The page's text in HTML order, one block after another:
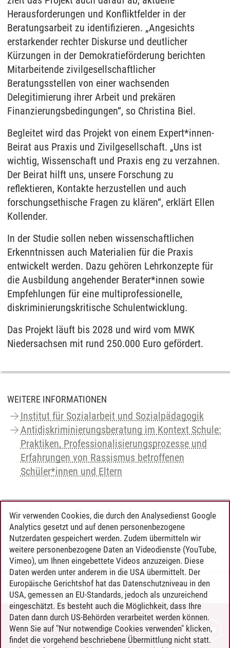
Herausforderungen und Konfliktfelder in der
Beratungsarbeit zu identifizieren. „Angesichts
erstarkender rechter Diskurse und deutlicher
Kürzungen in der Demokratieförderung berichten
Mitarbeitende zivilgesellschaftlicher
Beratungsstellen von einer wachsenden
Delegitimierung ihrer Arbeit und prekären
Finanzierungsbedingungen“, so Christina Biel.
Begleitet wird das Projekt von einem Expert*innen-
Beirat aus Praxis und Zivilgesellschaft. „Uns ist
wichtig, Wissenschaft und Praxis eng zu verzahnen.
Der Beirat hilft uns, unsere Forschung zu
reflektieren, Kontakte herzustellen und auch
forschungsethische Fragen zu klären“, erklärt Ellen
Kollender.
In der Studie sollen neben wissenschaftlichen
Erkenntnissen auch Materialien für die Praxis
entwickelt werden. Dazu gehören Lehrkonzepte für
die Ausbildung angehender Berater*innen sowie
Empfehlungen für eine multiprofessionelle,
diskriminierungskritische Schulentwicklung.
Das Projekt läuft bis 2028 und wird vom MWK
Niedersachsen mit rund 250.000 Euro gefördert.
WEITERE INFORMATIONEN
Institut für Sozialarbeit und Sozialpädagogik
Antidiskriminierungsberatung im Kontext Schule:
Praktiken, Professionalisierungsprozesse und
Erfahrungen von Rassismus betroffenen
Schüler*innen und Eltern
KONTAKT
Prof. Dr. Ellen Kollender
Dr. Marietta Hülsmann/08.06.2026
KONTAKT
LEUPHANA ALS ARBEITGEBER
Wir verwenden Cookies, die durch den Analysedienst Google
Analytics gesetzt und auf denen personenbezogene
Nutzerdaten gespeichert werden. Zudem übermitteln wir
weitere personenbezogene Daten an Videodienste (YouTube,
Vimeo), um Ihnen eingebettete Videos anzuzeigen. Diese
Daten werden unter anderem in die USA übermittelt. Der
Europäische Gerichtshof hat das Datenschutzniveau in den
USA, gemessen an EU-Standards, jedoch als unzureichend
eingeschätzt. Es besteht auch die Möglichkeit, dass Ihre
Daten dann durch US-Behörden verarbeitet werden können.
Wenn Sie auf "Nur notwendige Cookies verwenden" klicken,
findet die vorgehend beschriebene Übermittlung nicht statt.